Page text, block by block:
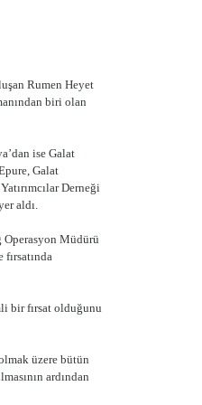
Rumen Heyet
biri olan
ise Galat
Galat
Derneği
aldı.
Operasyon Müdürü
bir fırsat olduğunu
üzere bütün
ardından